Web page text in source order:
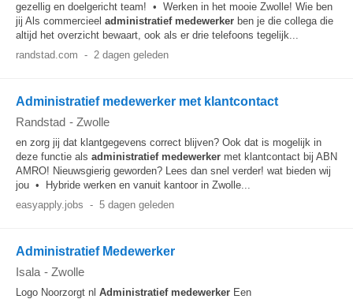
gezellig en doelgericht team! • Werken in het mooie Zwolle! Wie ben
jij Als commercieel administratief medewerker ben je die collega die
altijd het overzicht bewaart, ook als er drie telefoons tegelijk...
randstad.com - 2 dagen geleden
Administratief medewerker met klantcontact
Randstad - Zwolle
en zorg jij dat klantgegevens correct blijven? Ook dat is mogelijk in
deze functie als administratief medewerker met klantcontact bij ABN
AMRO! Nieuwsgierig geworden? Lees dan snel verder! wat bieden wij
jou • Hybride werken en vanuit kantoor in Zwolle...
easyapply.jobs - 5 dagen geleden
Administratief Medewerker
Isala - Zwolle
Logo Noorzorgt nl Administratief medewerker Een